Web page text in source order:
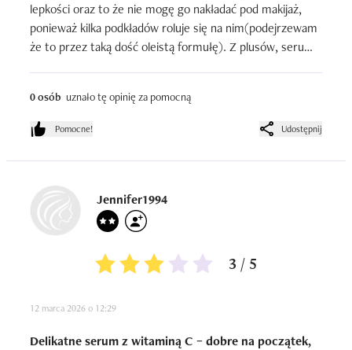
lepkości oraz to że nie mogę go nakładać pod makijaż,
ponieważ kilka podkładów roluje się na nim(podejrzewam
że to przez taką dość oleistą formułę). Z plusów, serum
zauważalne.
0 osób uznało tę opinię za pomocną
Pomocne! Udostępnij
Jennifer1994
3 / 5
12 marca 2026 o 12:29
Delikatne serum z witaminą C – dobre na początek,